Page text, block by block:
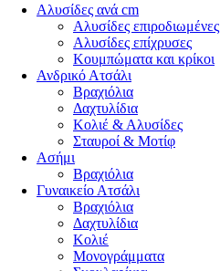
Αλυσίδες ανά cm
Αλυσίδες επιροδιωμένες
Αλυσίδες επίχρυσες
Κουμπώματα και κρίκοι
Ανδρικό Ατσάλι
Βραχιόλια
Δαχτυλίδια
Κολιέ & Αλυσίδες
Σταυροί & Μοτίφ
Ασήμι
Βραχιόλια
Γυναικείο Ατσάλι
Βραχιόλια
Δαχτυλίδια
Κολιέ
Μονογράμματα